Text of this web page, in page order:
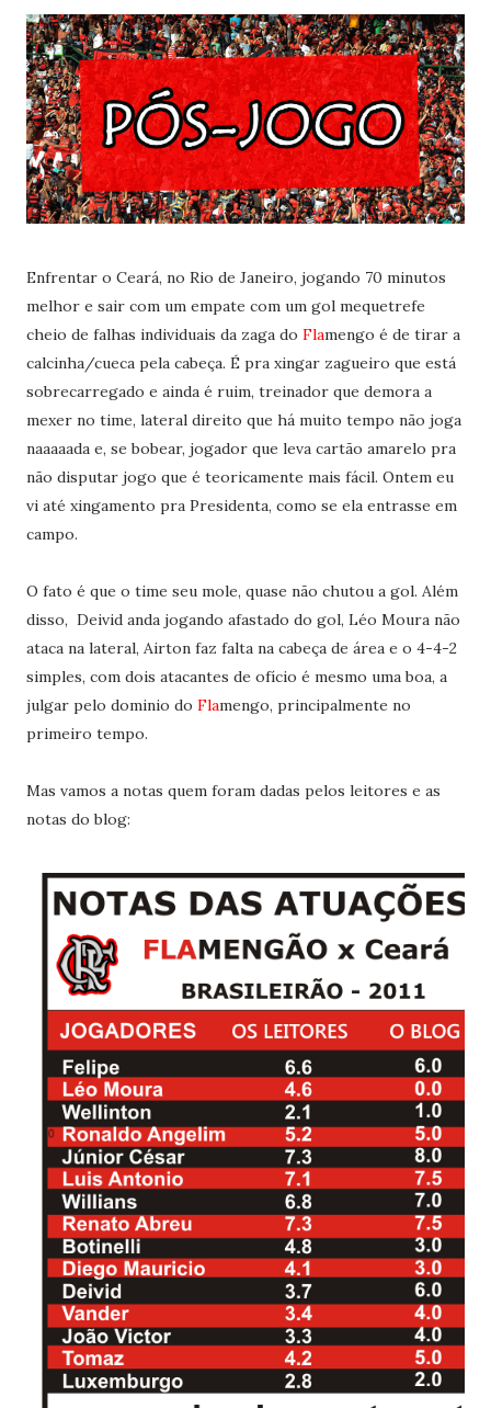
Enfrentar o Ceará, no Rio de Janeiro, jogando 70 minutos
melhor e sair com um empate com um gol mequetrefe
cheio de falhas individuais da zaga do Flamengo é de tirar a
calcinha/cueca pela cabeça. É pra xingar zagueiro que está
sobrecarregado e ainda é ruim, treinador que demora a
mexer no time, lateral direito que há muito tempo não joga
naaaaada e, se bobear, jogador que leva cartão amarelo pra
não disputar jogo que é teoricamente mais fácil. Ontem eu
vi até xingamento pra Presidenta, como se ela entrasse em
campo.
O fato é que o time seu mole, quase não chutou a gol. Além
disso, Deivid anda jogando afastado do gol, Léo Moura não
ataca na lateral, Airton faz falta na cabeça de área e o 4-4-2
simples, com dois atacantes de ofício é mesmo uma boa, a
julgar pelo dominio do Flamengo, principalmente no
primeiro tempo.
Mas vamos a notas quem foram dadas pelos leitores e as
notas do blog: